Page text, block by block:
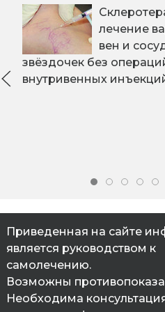
В лечебной гимнастике
находит широкое
для профилактики лечения
различных нарушений в
детей.
лечение
вен и
звёздочек без
внутривенных
Приведенная на сайте
является руководством к
самолечению.
Возможны
Необходима